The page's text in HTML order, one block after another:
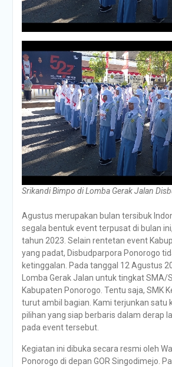
Srikandi Bimpo di Lomba Gerak Jalan
Agustus merupakan bulan tersibuk
segala bentuk event terpusat di bulan
tahun 2023. Selain rentetan event
yang padat, Disbudparpora Ponorogo
ketinggalan. Pada tanggal 12 Agustus
Lomba Gerak Jalan untuk tingkat SMA/
Kabupaten Ponorogo. Tentu saja, SMK
turut ambil bagian. Kami terjunkan satu
pilihan yang siap berbaris dalam derap
pada event tersebut.
Kegiatan ini dibuka secara resmi oleh
Ponorogo di depan GOR Singodimejo.